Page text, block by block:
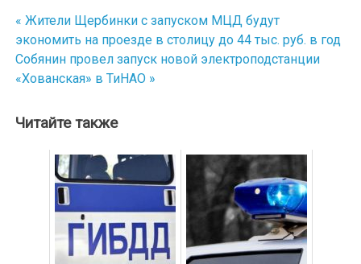
Навигация
по
записям
« Жители Щербинки с запуском МЦД будут
экономить на проезде в столицу до 44 тыс. руб. в год
Собянин провел запуск новой электроподстанции
«Хованская» в ТиНАО »
Читайте также